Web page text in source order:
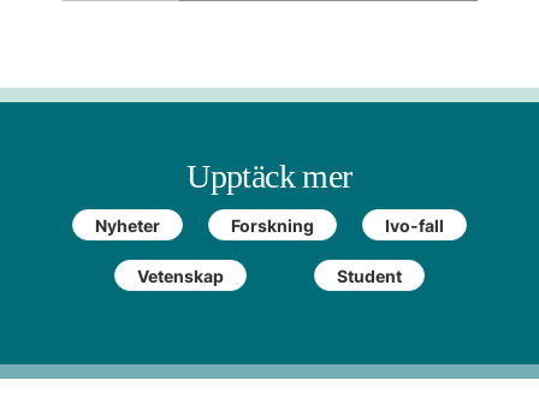
Upptäck mer
Nyheter Forskning Ivo-fall
Vetenskap Student